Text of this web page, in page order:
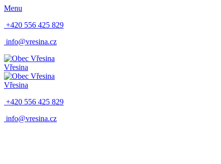
Menu
+420 556 425 829
info@vresina.cz
Vřesina
Vřesina
+420 556 425 829
info@vresina.cz